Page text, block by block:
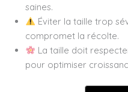
saines.
Éviter la taille trop
compromet la récolte.
La taille doit
pour optimiser